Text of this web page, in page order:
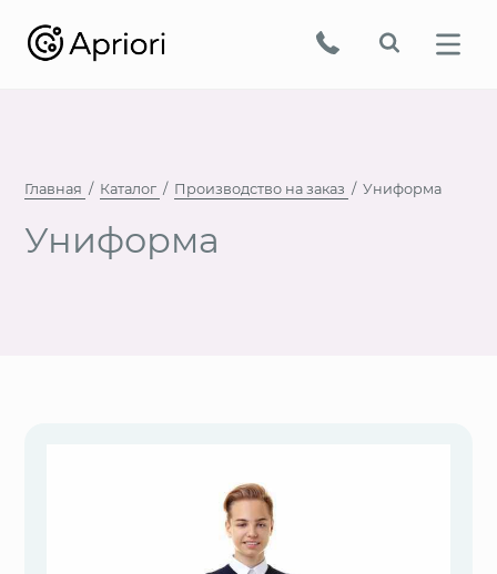
Главная Каталог Производство на заказ Униформа
Униформа